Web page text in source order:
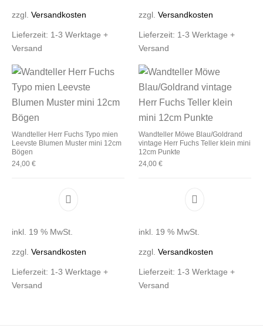
zzgl.Versandkosten
Lieferzeit: 1-3 Werktage +
Versand
zzgl. Versandkosten
Lieferzeit: 1-3 Werktage +
Versand
Wandteller Herr Fuchs Typo mien
Leevste Blumen Muster mini 12cm
Bögen
24,00€
inkl. 19 % MwSt.
zzgl.Versandkosten
Lieferzeit: 1-3 Werktage +
Versand
Wandteller Möwe Blau/Goldrand
vintage Herr Fuchs Teller klein mini
12cm Punkte
24,00 €
inkl. 19 % MwSt.
zzgl. Versandkosten
Lieferzeit: 1-3 Werktage +
Versand